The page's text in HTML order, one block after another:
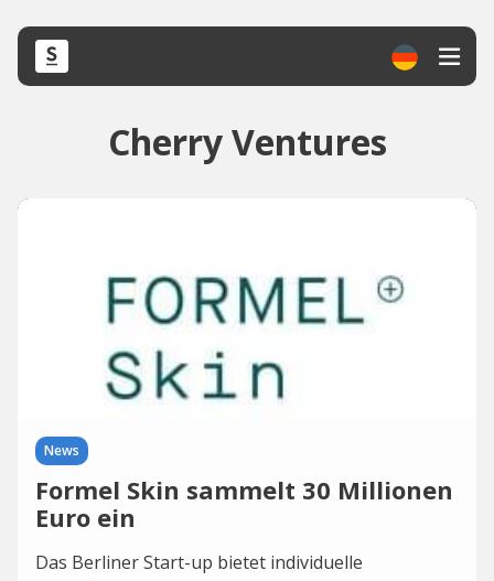
Cherry Ventures
News
­Formel Skin sammelt 30 Millionen
Euro ein
Das Berliner Start-up bietet individuelle